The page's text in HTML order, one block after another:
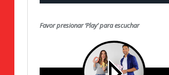
Favor presionar ‘Play’ para escuchar